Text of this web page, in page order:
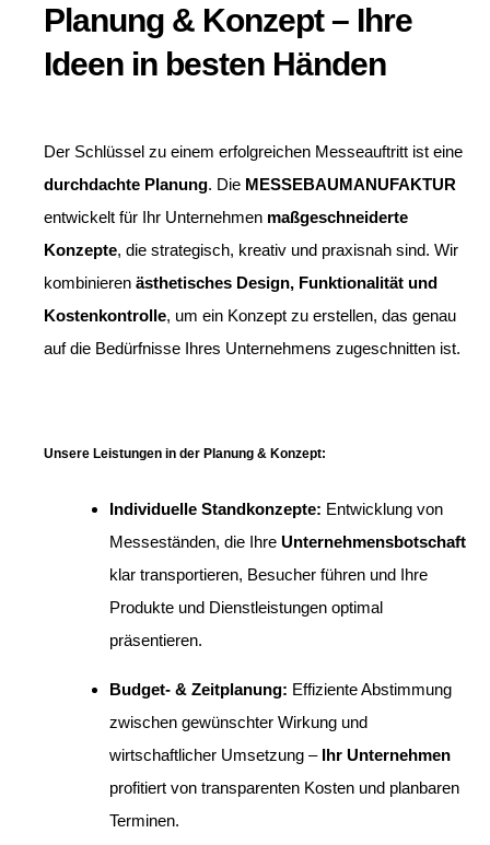
Planung & Konzept – Ihre
Ideen in besten Händen
Der Schlüssel zu einem erfolgreichen Messeauftritt ist eine
durchdachte Planung. Die MESSEBAUMANUFAKTUR
entwickelt für Ihr Unternehmen maßgeschneiderte
Konzepte, die strategisch, kreativ und praxisnah sind. Wir
kombinieren ästhetisches Design, Funktionalität und
Kostenkontrolle, um ein Konzept zu erstellen, das genau
auf die Bedürfnisse Ihres Unternehmens zugeschnitten ist.
Unsere Leistungen in der Planung & Konzept:
Individuelle Standkonzepte: Entwicklung von
Messeständen, die Ihre Unternehmensbotschaft
klar transportieren, Besucher führen und Ihre
Produkte und Dienstleistungen optimal
präsentieren.
Budget- & Zeitplanung: Effiziente Abstimmung
zwischen gewünschter Wirkung und
wirtschaftlicher Umsetzung – Ihr Unternehmen
profitiert von transparenten Kosten und planbaren
Terminen.